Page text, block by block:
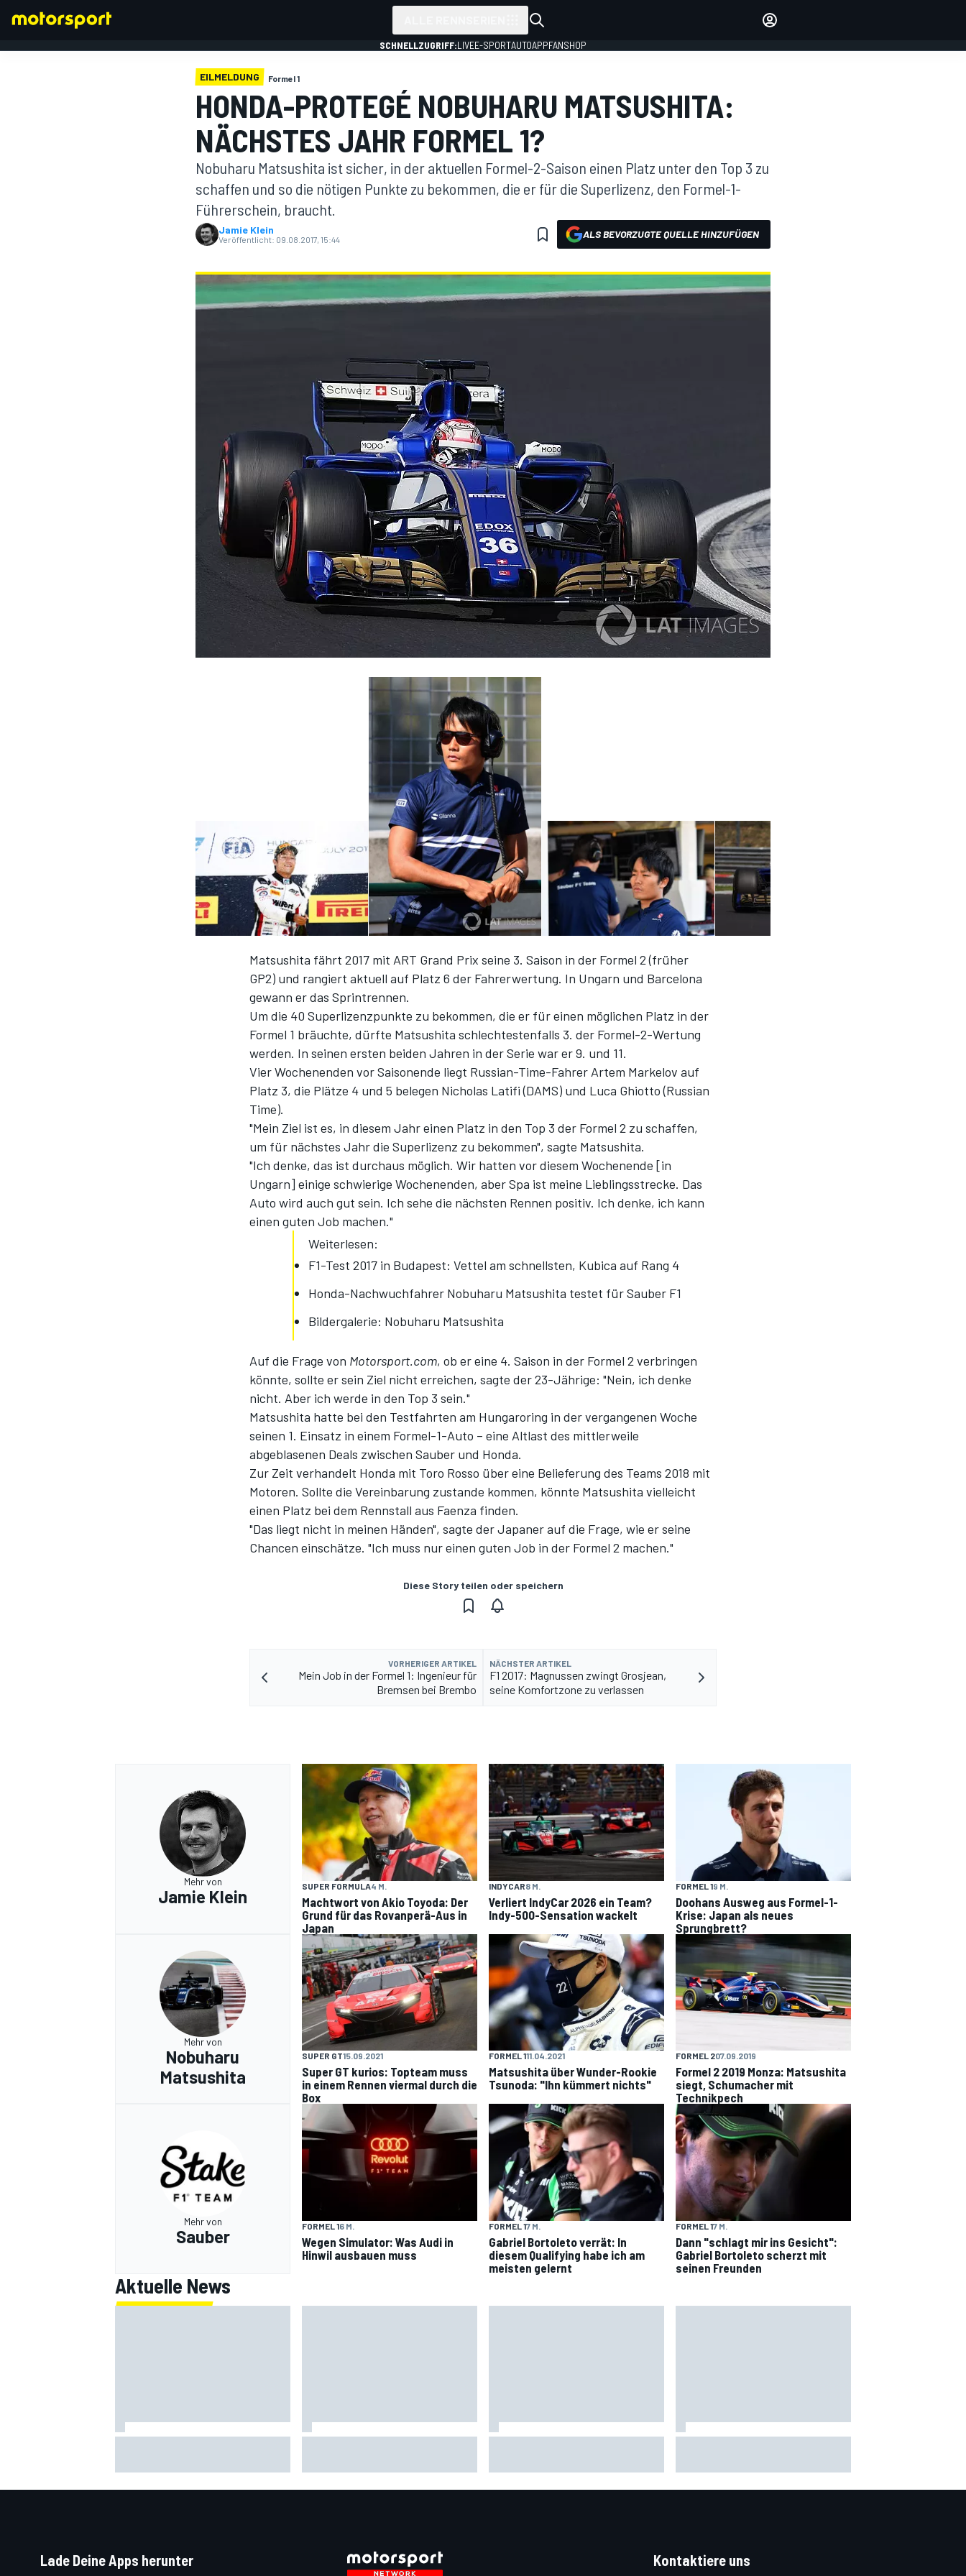
EINLOGGEN
SCHNELLZUGRIFF:LIVEE-SPORTAUTOAPPFANSHOP
EILMELDUNG Formel 1
HONDA-PROTEGÉ NOBUHARU MATSUSHITA:
NÄCHSTES JAHR FORMEL 1?
Nobuharu Matsushita ist sicher, in der aktuellen Formel-2-Saison einen Platz unter den Top 3 zu
schaffen und so die nötigen Punkte zu bekommen, die er für die Superlizenz, den Formel-1-
Führerschein, braucht.
Jamie Klein
Veröffentlicht: 09.08.2017, 15:44 ALS BEVORZUGTE QUELLE HINZUFÜGEN
Matsushita fährt 2017 mit ART Grand Prix seine 3. Saison in der Formel 2 (früher
GP2) und rangiert aktuell auf Platz 6 der Fahrerwertung. In Ungarn und Barcelona
gewann er das Sprintrennen.
Um die 40 Superlizenzpunkte zu bekommen, die er für einen möglichen Platz in der
Formel 1 bräuchte, dürfte Matsushita schlechtestenfalls 3. der Formel-2-Wertung
werden. In seinen ersten beiden Jahren in der Serie war er 9. und 11.
Vier Wochenenden vor Saisonende liegt Russian-Time-Fahrer Artem Markelov auf
Platz 3, die Plätze 4 und 5 belegen Nicholas Latifi (DAMS) und Luca Ghiotto (Russian
Time).
"Mein Ziel ist es, in diesem Jahr einen Platz in den Top 3 der Formel 2 zu schaffen,
um für nächstes Jahr die Superlizenz zu bekommen", sagte Matsushita.
"Ich denke, das ist durchaus möglich. Wir hatten vor diesem Wochenende [in
Ungarn] einige schwierige Wochenenden, aber Spa ist meine Lieblingsstrecke. Das
Auto wird auch gut sein. Ich sehe die nächsten Rennen positiv. Ich denke, ich kann
einen guten Job machen."
Weiterlesen:
F1-Test 2017 in Budapest: Vettel am schnellsten, Kubica auf Rang 4
Honda-Nachwuchfahrer Nobuharu Matsushita testet für Sauber F1
Bildergalerie: Nobuharu Matsushita
Auf die Frage von Motorsport.com, ob er eine 4. Saison in der Formel 2 verbringen
könnte, sollte er sein Ziel nicht erreichen, sagte der 23-Jährige: "Nein, ich denke
nicht. Aber ich werde in den Top 3 sein."
Matsushita hatte bei den Testfahrten am Hungaroring in der vergangenen Woche
seinen 1. Einsatz in einem Formel-1-Auto – eine Altlast des mittlerweile
abgeblasenen Deals zwischen Sauber und Honda.
Zur Zeit verhandelt Honda mit Toro Rosso über eine Belieferung des Teams 2018 mit
Motoren. Sollte die Vereinbarung zustande kommen, könnte Matsushita vielleicht
einen Platz bei dem Rennstall aus Faenza finden.
"Das liegt nicht in meinen Händen", sagte der Japaner auf die Frage, wie er seine
Chancen einschätze. "Ich muss nur einen guten Job in der Formel 2 machen."
Diese Story teilen oder speichern
VORHERIGER ARTIKEL
Mein Job in der Formel 1: Ingenieur für
Bremsen bei Brembo
NÄCHSTER ARTIKEL
F1 2017: Magnussen zwingt Grosjean,
seine Komfortzone zu verlassen
Mehr von
Jamie Klein
SUPER FORMULA4 M.
Machtwort von Akio Toyoda: Der
Grund für das Rovanperä-Aus in
Japan
INDYCAR8 M.
Verliert IndyCar 2026 ein Team?
Indy-500-Sensation wackelt
FORMEL 19 M.
Doohans Ausweg aus Formel-1-
Krise: Japan als neues
Sprungbrett?
Mehr von
Nobuharu
Matsushita
SUPER GT15.09.2021
Super GT kurios: Topteam muss
in einem Rennen viermal durch die
Box
FORMEL 111.04.2021
Matsushita über Wunder-Rookie
Tsunoda: "Ihn kümmert nichts"
FORMEL 207.09.2019
Formel 2 2019 Monza: Matsushita
siegt, Schumacher mit
Technikpech
Mehr von
Sauber
FORMEL 16 M.
Wegen Simulator: Was Audi in
Hinwil ausbauen muss
FORMEL 17 M.
Gabriel Bortoleto verrät: In
diesem Qualifying habe ich am
meisten gelernt
FORMEL 17 M.
Dann "schlagt mir ins Gesicht":
Gabriel Bortoleto scherzt mit
seinen Freunden
Aktuelle News
Ferrari
Poleposition
den Titelkampf
Lade Deine Apps herunter Kontaktiere uns